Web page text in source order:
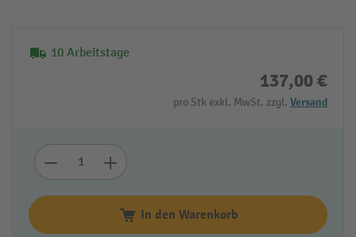
10 Arbeitstage
137,00 €
pro Stk exkl. MwSt. zzgl. Versand
In den Warenkorb